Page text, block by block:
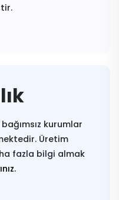
kurumlar
Üretim
fazla bilgi almak